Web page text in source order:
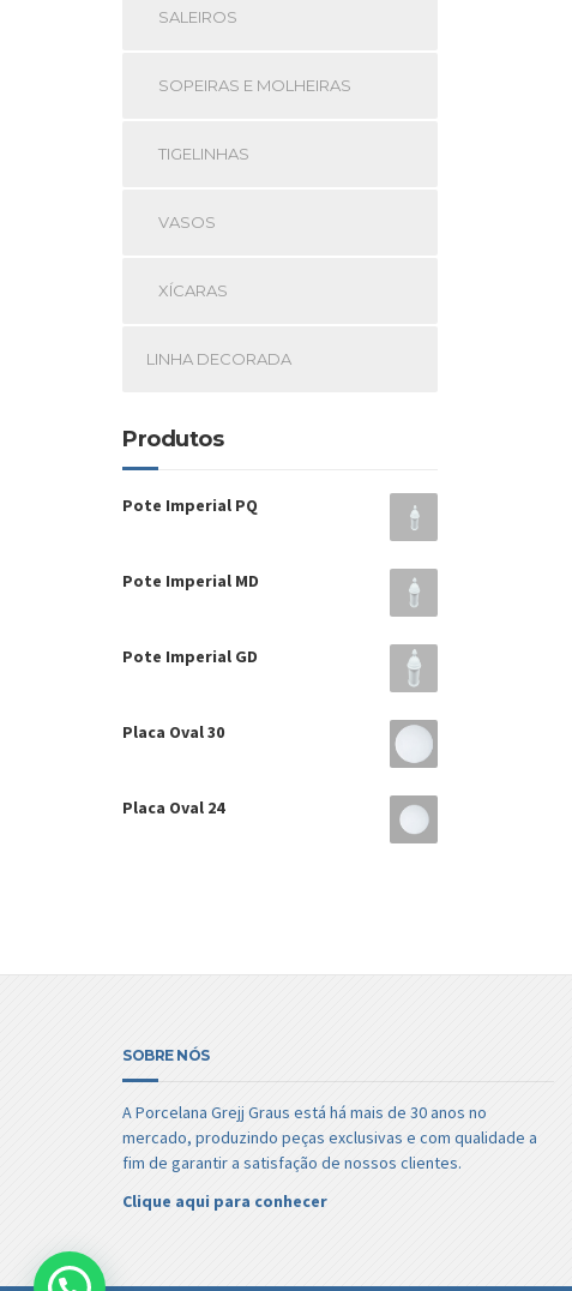
SALEIROS
SOPEIRAS E MOLHEIRAS
TIGELINHAS
VASOS
XÍCARAS
LINHA DECORADA
Produtos
Pote Imperial PQ
Pote Imperial MD
Pote Imperial GD
Placa Oval 30
Placa Oval 24
SOBRE NÓS
A Porcelana Grejj Graus está há mais de 30 anos no
mercado, produzindo peças exclusivas e com qualidade a
fim de garantir a satisfação de nossos clientes.
Clique aqui para conhecer